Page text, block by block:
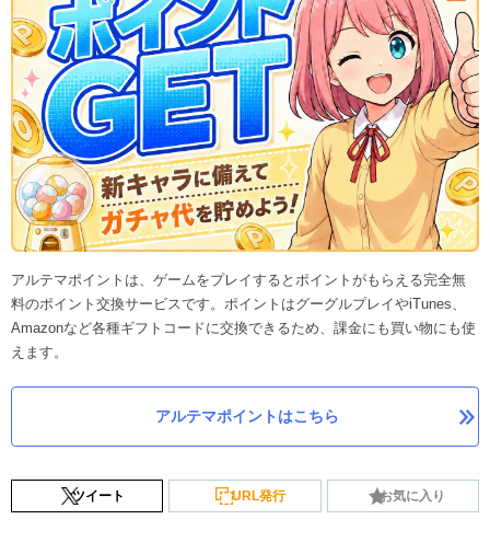
アルテマポイントは、ゲームをプレイするとポイントがもらえる完全無
料のポイント交換サービスです。ポイントはグーグルプレイやiTunes、
Amazonなど各種ギフトコードに交換できるため、課金にも買い物にも使
えます。
アルテマポイントはこちら
ツイート URL発行 お気に入り